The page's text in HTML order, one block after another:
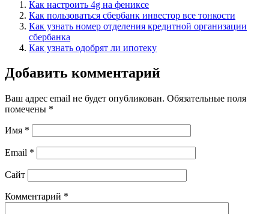
Как настроить 4g на фениксе
Как пользоваться сбербанк инвестор все тонкости
Как узнать номер отделения кредитной организации
сбербанка
Как узнать одобрят ли ипотеку
Добавить комментарий
Ваш адрес email не будет опубликован. Обязательные поля
помечены *
Имя *
Email *
Сайт
Комментарий *